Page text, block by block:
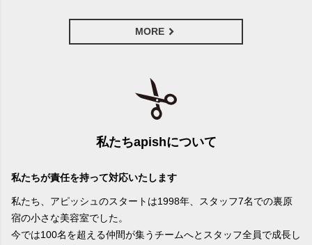
MORE
私たちapishについて
私たちが責任を持って対応いたします
私たち、アピッシュのスタートは1998年、スタッフ7名での裏原
宿の小さな美容室でした。
今では100名を超える仲間が集うチームへとスタッフ全員で成長し